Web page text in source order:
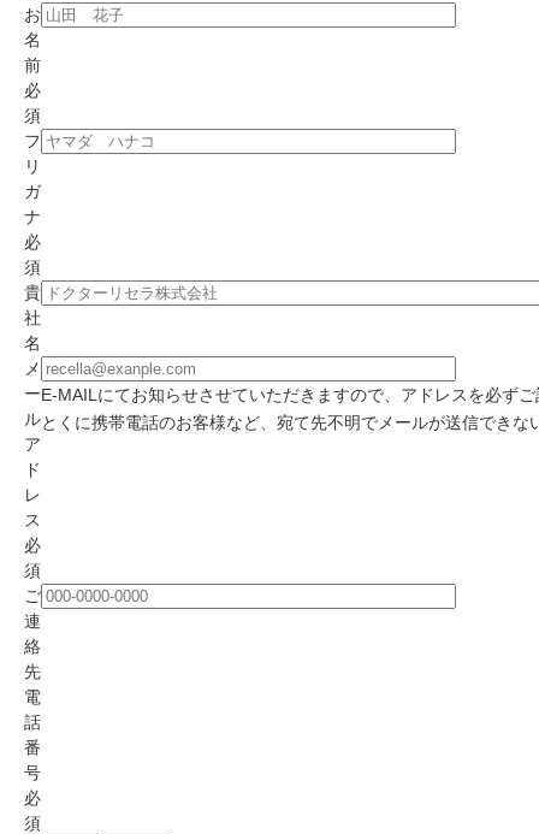
お
名
前
必
須
フ
リ
ガ
ナ
必
須
貴
社
名
メ
ー
ル
ア
ド
レ
ス
必
須
E-MAILにてお知らせさせていただきますので、アドレスを必ず
とくに携帯電話のお客様など、宛て先不明でメールが送信できな
ご
連
絡
先
電
話
番
号
必
須